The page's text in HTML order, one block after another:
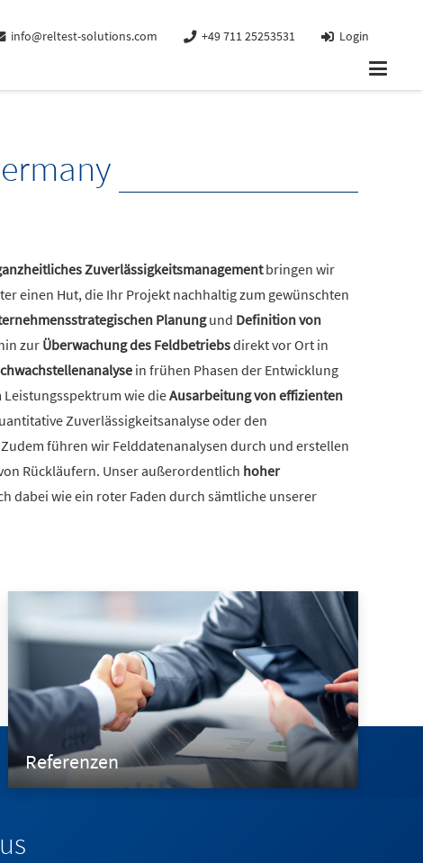
info@reltest-solutions.com +49 711 25253531 Login
Zuverlässigkeitsmanagementbringen wir
einen Hut, die Ihr Projekt nachhaltig zum gewünschten
Planungund Definition von
zur Überwachung des Feldbetriebsdirekt vor Ort in
in frühen Phasen der Entwicklung
wie dieAusarbeitung von effizienten
Zuverlässigkeitsanalyse oder den
führen wir Felddatenanalysen durch und erstellen
Rückläufern. Unser außerordentlich hoher
dabei wie ein roter Faden durch sämtliche unserer
Referenzen